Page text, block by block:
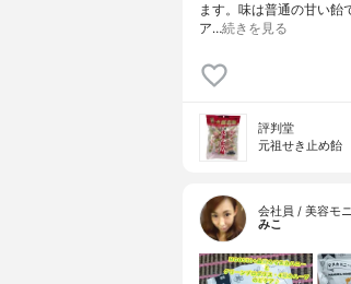
ます。味は普通の甘い飴
ア…続きを見る
評判堂
元祖せき止め飴
会社員 / 美容モ
みこ